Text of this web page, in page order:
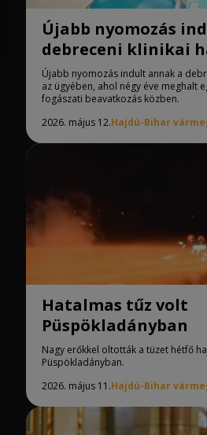
Újabb nyomozás
debreceni klinikai
ügyében
Újabb nyomozás indult annak a
az ügyében, ahol négy éve meghalt
fogászati beavatkozás közben.
2026. május 12.Hajdú-Bihar
Hatalmas tűz volt
Püspökladányban
Nagy erőkkel oltották a tüzet hétfő
Püspökladányban.
2026. május 11.Hajdú-Bihar